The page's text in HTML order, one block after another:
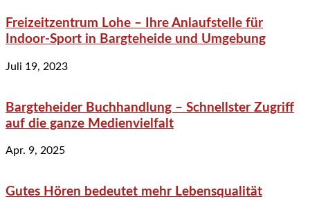
Freizeitzentrum Lohe – Ihre Anlaufstelle für
Indoor-Sport in Bargteheide und Umgebung
Juli 19, 2023
Bargteheider Buchhandlung – Schnellster Zugriff
auf die ganze Medienvielfalt
Apr. 9, 2025
Gutes Hören bedeutet mehr Lebensqualität